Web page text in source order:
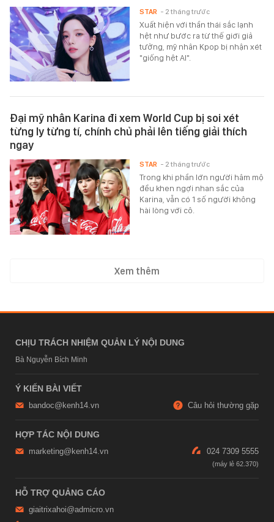
Xuất hiện với thần thái sắc lạnh
hệt như bước ra từ thế giới giả
tưởng, mỹ nhân Kpop bị nhận xét
"giống hệt AI".
STAR - 2 tháng trước
Đại mỹ nhân Karina đi xem World Cup bị soi xét
từng ly từng tí, chính chủ phải lên tiếng giải thích
ngay
Trong khi phần lớn người hâm mộ
đều khen ngợi nhan sắc của
Karina, vẫn có 1 số người không
hài lòng với cô.
STAR - 2 tháng trước
Xem thêm
CHỊU TRÁCH NHIỆM QUẢN LÝ NỘI DUNG
Bà Nguyễn Bích Minh
Ý KIẾN BÀI VIẾT
bandoc@kenh14.vn Câu hỏi thường gặp
HỢP TÁC NỘI DUNG
marketing@kenh14.vn 024 7309 5555
HỖ TRỢ QUẢNG CÁO
giaitrixahoi@admicro.vn